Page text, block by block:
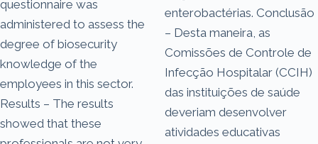
questionnaire was
administered to assess the
degree of biosecurity
knowledge of the
employees in this sector.
Results – The results
showed that these
enterobactérias. Conclusão
– Desta maneira, as
Comissões de Controle de
Infecção Hospitalar (CCIH)
das instituições de saúde
deveriam desenvolver
atividades educativas